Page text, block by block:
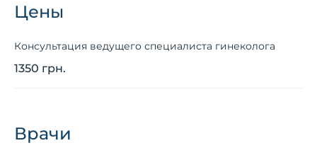
Цены
Консультация ведущего специалиста гинеколога
1350 грн.
Врачи